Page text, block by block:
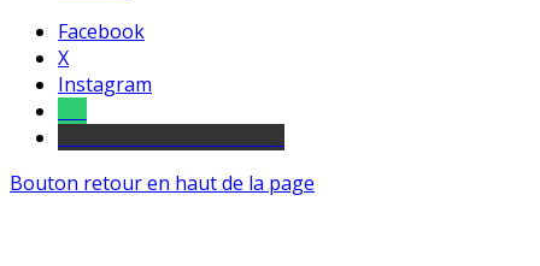
Facebook
X
Instagram
Bouton retour en haut de la page